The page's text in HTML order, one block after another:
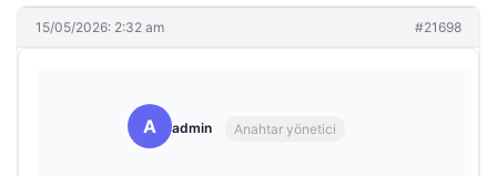
15/05/2026: 2:32 am #21698
A admin Anahtar yönetici